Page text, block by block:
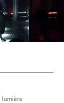
lumière